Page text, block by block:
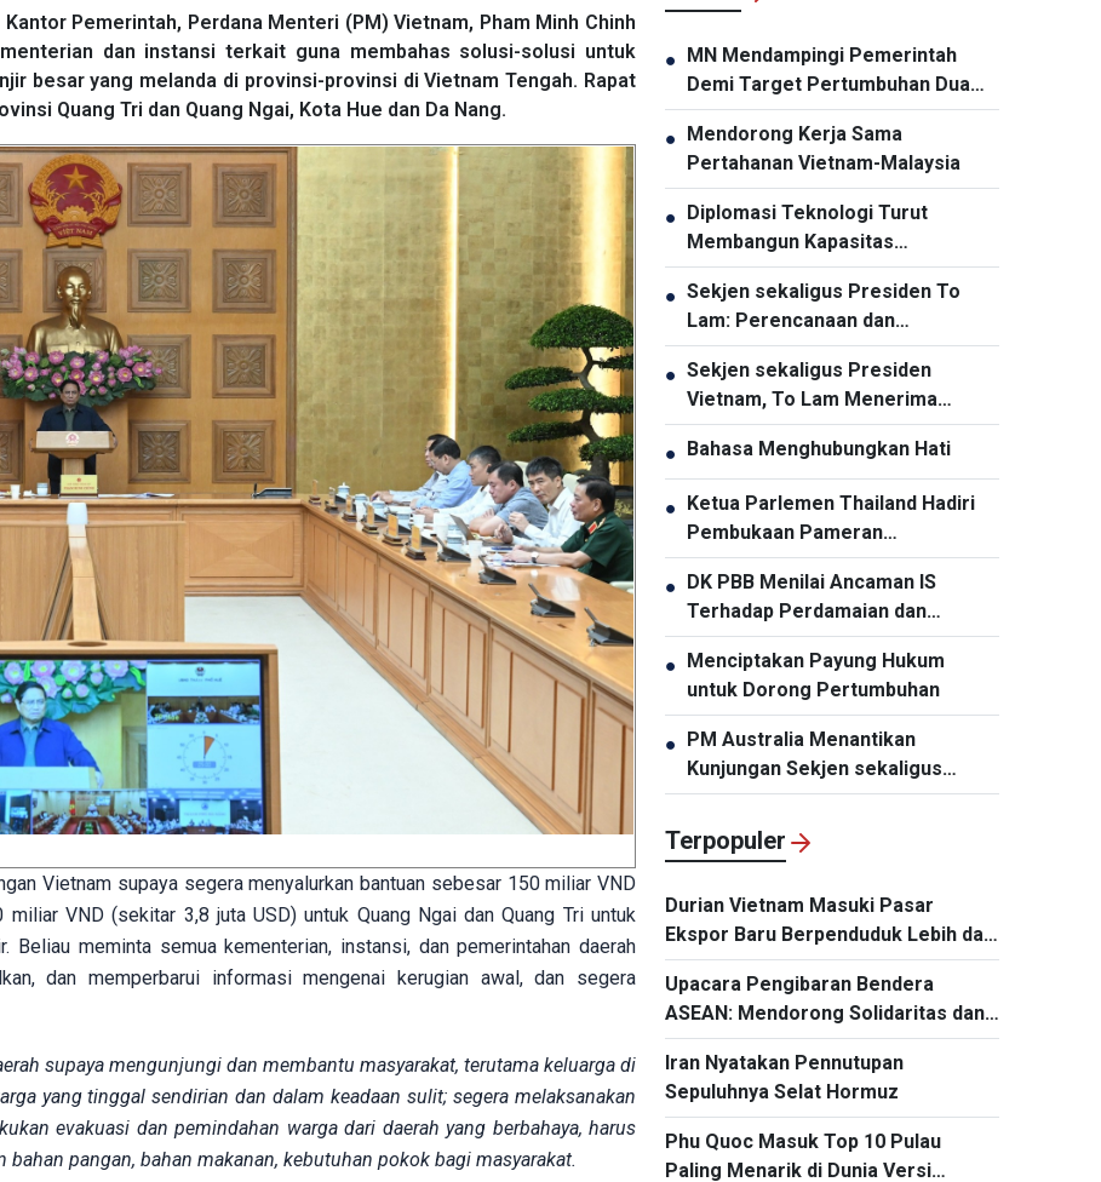
Kantor Pemerintah, Perdana Menteri (PM) Vietnam, Pham Minh Chinh
dan instansi terkait guna membahas solusi-solusi untuk
besar yang melanda di provinsi-provinsi di Vietnam Tengah. Rapat
Quang Tri dan Quang Ngai, Kota Hue dan Da Nang.
Vietnam supaya segera menyalurkan bantuan sebesar 150 miliar VND
VND (sekitar 3,8 juta USD) untuk Quang Ngai dan Quang Tri untuk
Beliau meminta semua kementerian, instansi, dan pemerintahan daerah
dan memperbarui informasi mengenai kerugian awal, dan segera
supaya mengunjungi dan membantu masyarakat, terutama keluarga di
yang tinggal sendirian dan dalam keadaan sulit; segera melaksanakan
evakuasi dan pemindahan warga dari daerah yang berbahaya, harus
pangan, bahan makanan, kebutuhan pokok bagi masyarakat.
● MN Mendampingi Pemerintah
Demi Target Pertumbuhan Dua
Digit
● Mendorong Kerja Sama
Pertahanan Vietnam-Malaysia
● Diplomasi Teknologi Turut
Membangun Kapasitas
Pembangunan Nasional
● Sekjen sekaligus Presiden To
Lam: Perencanaan dan
Penyelenggaraan Pengembangan
Infrastruktur Harus Diperbarui
● Sekjen sekaligus Presiden
Vietnam, To Lam Menerima
Panglima Komando Pasifik AS,
Samuel Paparo
● Bahasa Menghubungkan Hati
● Ketua Parlemen Thailand Hadiri
Pembukaan Pameran
“Memperingati HUT ke-50
Hubungan Diplomatik Vietnam-
Thailand”
● DK PBB Menilai Ancaman IS
Terhadap Perdamaian dan
Keamanan Internasional
● Menciptakan Payung Hukum
untuk Dorong Pertumbuhan
● PM Australia Menantikan
Kunjungan Sekjen sekaligus
Presiden To Lam
Terpopuler
Durian Vietnam Masuki Pasar
Ekspor Baru Berpenduduk Lebih dari
Satu Miliar Jiwa
Upacara Pengibaran Bendera
ASEAN: Mendorong Solidaritas dan
Kerja Sama demi Masa Depan
Kawasan
Iran Nyatakan Pennutupan
Sepuluhnya Selat Hormuz
Phu Quoc Masuk Top 10 Pulau
Paling Menarik di Dunia Versi